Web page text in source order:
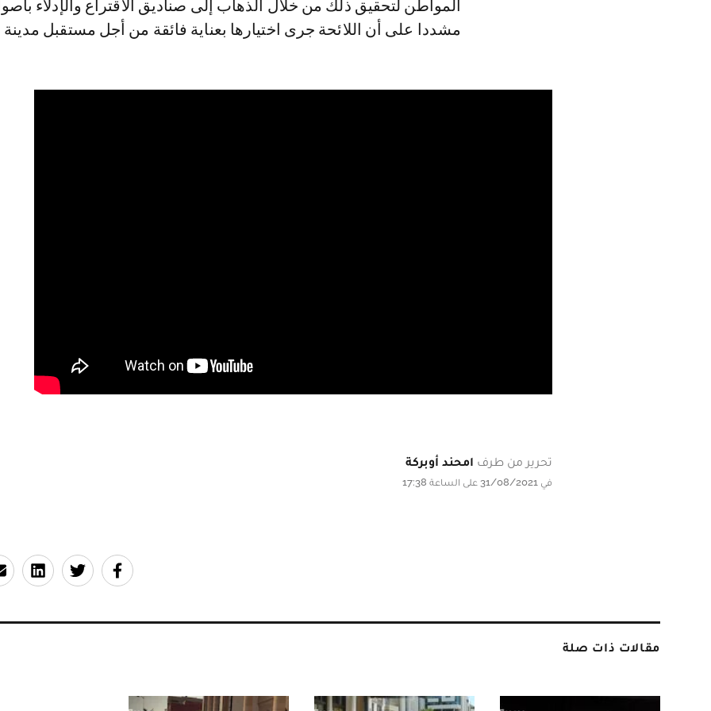
المواطن لتحقيق ذلك من خلال الذهاب إلى صناديق الاقتراع والإدلاء
مشددا على أن اللائحة جرى اختيارها بعناية فائقة من أجل مستقبل مدينة
تحرير من طرف امحند أوبركة
في 31/08/2021 على الساعة 17:38
مقالات ذات صلة